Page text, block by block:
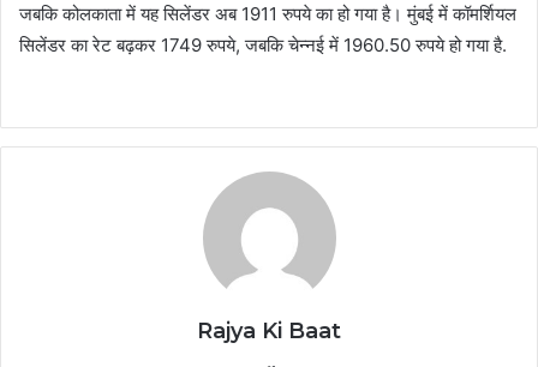
जबकि कोलकाता में यह सिलेंडर अब 1911 रुपये का हो गया है। मुंबई में कॉमर्शियल
सिलेंडर का रेट बढ़कर 1749 रुपये, जबकि चेन्नई में 1960.50 रुपये हो गया है.
Rajya Ki Baat